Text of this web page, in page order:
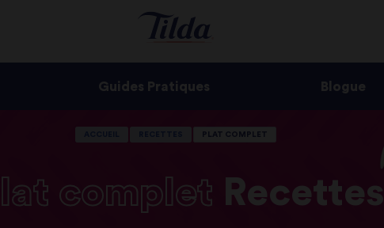
Guides Pratiques Blogue
PLAT COMPLET
complet Recettes